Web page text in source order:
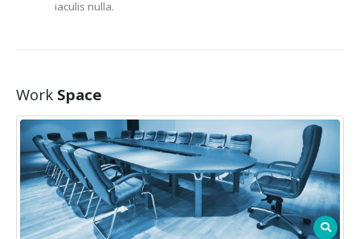
iaculis nulla.
Work Space